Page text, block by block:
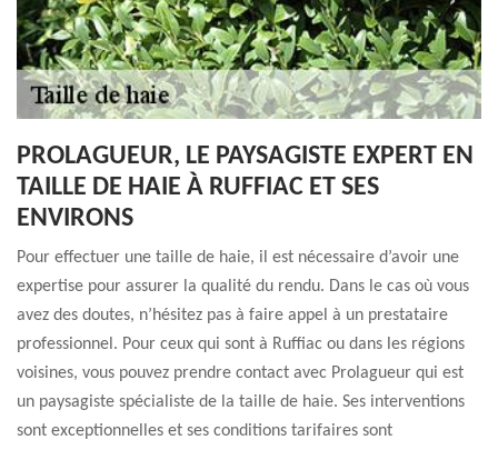
PROLAGUEUR, LE PAYSAGISTE EXPERT EN
TAILLE DE HAIE À RUFFIAC ET SES
ENVIRONS
Pour effectuer une taille de haie, il est nécessaire d’avoir une
expertise pour assurer la qualité du rendu. Dans le cas où vous
avez des doutes, n’hésitez pas à faire appel à un prestataire
professionnel. Pour ceux qui sont à Ruffiac ou dans les régions
voisines, vous pouvez prendre contact avec Prolagueur qui est
un paysagiste spécialiste de la taille de haie. Ses interventions
sont exceptionnelles et ses conditions tarifaires sont